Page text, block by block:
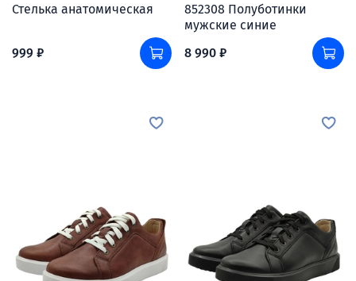
Стелька анатомическая
999 ₽
852308 Полуботинки
мужские синие
8 990 ₽